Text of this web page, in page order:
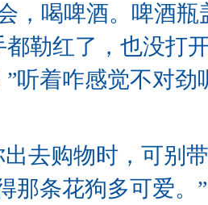
，喝啤酒。啤酒
勒红了，也没打
”听着咋感觉不对
出去购物时，可别
那条花狗多可爱。”